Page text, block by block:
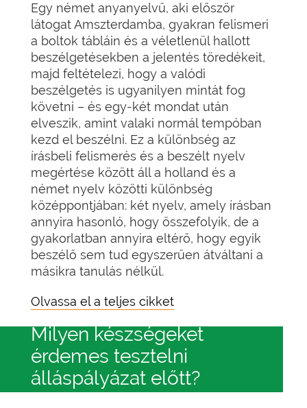
Egy német anyanyelvű, aki először
látogat Amszterdamba, gyakran felismeri
a boltok tábláin és a véletlenül hallott
beszélgetésekben a jelentés töredékeit,
majd feltételezi, hogy a valódi
beszélgetés is ugyanilyen mintát fog
követni – és egy-két mondat után
elveszik, amint valaki normál tempóban
kezd el beszélni. Ez a különbség az
írásbeli felismerés és a beszélt nyelv
megértése között áll a holland és a
német nyelv közötti különbség
középpontjában: két nyelv, amely írásban
annyira hasonló, hogy összefolyik, de a
gyakorlatban annyira eltérő, hogy egyik
beszélő sem tud egyszerűen átváltani a
másikra tanulás nélkül.
Olvassa el a teljes cikket
Milyen készségeket
érdemes tesztelni
álláspályázat előtt?